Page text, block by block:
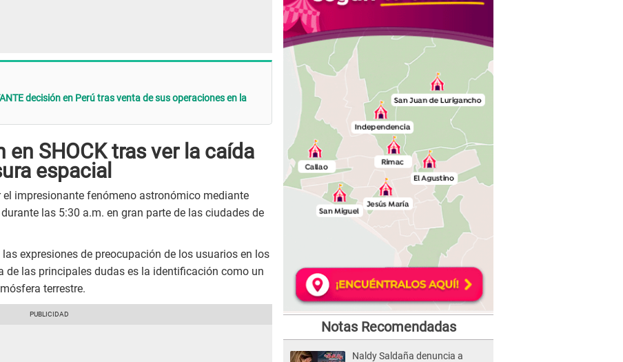
decisión en Perú tras venta de sus operaciones en la
en SHOCK tras ver la caída
espacial
impresionante fenómeno astronómico mediante
las 5:30 a.m. en gran parte de las ciudades de
las expresiones de preocupación de los usuarios en los
de las principales dudas es la identificación como un
terrestre.
Notas Recomendadas
Naldy Saldaña denuncia a